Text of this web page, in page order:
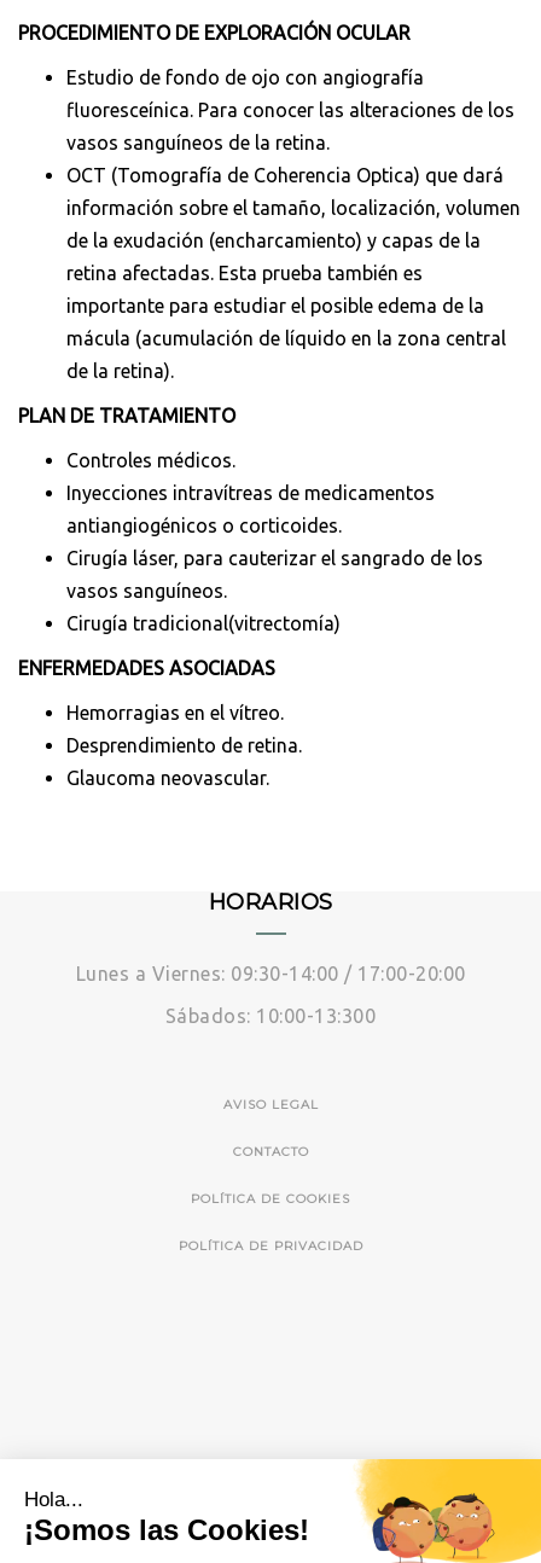
PROCEDIMIENTO DE EXPLORACIÓN OCULAR
Estudio de fondo de ojo con angiografía
fluoresceínica. Para conocer las alteraciones de los
vasos sanguíneos de la retina.
OCT (Tomografía de Coherencia Optica) que dará
información sobre el tamaño, localización, volumen
de la exudación (encharcamiento) y capas de la
retina afectadas. Esta prueba también es
importante para estudiar el posible edema de la
mácula (acumulación de líquido en la zona central
de la retina).
PLAN DE TRATAMIENTO
Controles médicos.
Inyecciones intravítreas de medicamentos
antiangiogénicos o corticoides.
Cirugía láser, para cauterizar el sangrado de los
vasos sanguíneos.
Cirugía tradicional(vitrectomía)
ENFERMEDADES ASOCIADAS
Hemorragias en el vítreo.
Desprendimiento de retina.
Glaucoma neovascular.
HORARIOS
Lunes a Viernes: 09:30-14:00 / 17:00-20:00
Sábados: 10:00-13:300
AVISO LEGAL
CONTACTO
POLÍTICA DE COOKIES
POLÍTICA DE PRIVACIDAD
Hola...
¡Somos las Cookies!